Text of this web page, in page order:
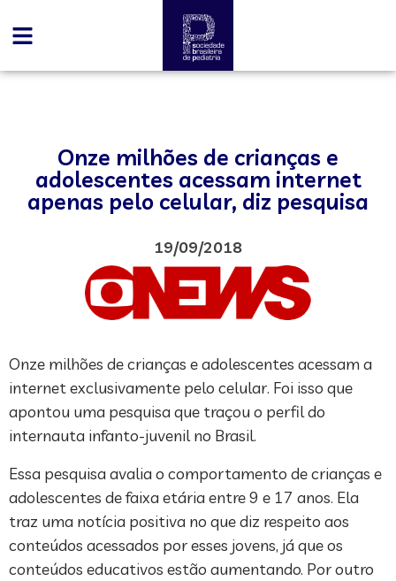
Onze milhões de crianças e
adolescentes acessam internet
apenas pelo celular, diz pesquisa
19/09/2018
Onze milhões de crianças e adolescentes acessam a
internet exclusivamente pelo celular. Foi isso que
apontou uma pesquisa que traçou o perfil do
internauta infanto-juvenil no Brasil.
Essa pesquisa avalia o comportamento de crianças e
adolescentes de faixa etária entre 9 e 17 anos. Ela
traz uma notícia positiva no que diz respeito aos
conteúdos acessados por esses jovens, já que os
conteúdos educativos estão aumentando. Por outro